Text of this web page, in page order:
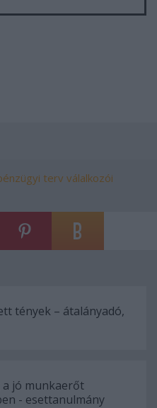
terv válalkozói
tények – átalányadó,
jó munkaerőt
- esettanulmány